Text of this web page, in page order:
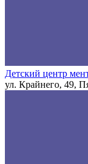
Детский центр
ул. Крайнего, 49,